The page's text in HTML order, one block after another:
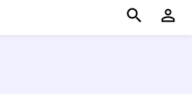
search perm_identity